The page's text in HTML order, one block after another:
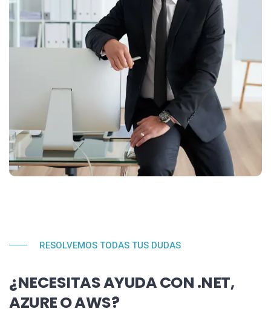
RESOLVEMOS TODAS TUS DUDAS
¿NECESITAS AYUDA CON .NET,
AZURE O AWS?